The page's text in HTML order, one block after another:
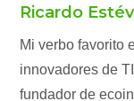
Ricardo
Mi verbo favorito
innovadores de
fundador de